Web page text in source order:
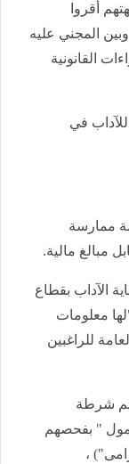
أقروا
المجني عليه
القانونية
في
ممارسة
مبالغ مالية.
الآداب بقطاع
معلومات
للراغبين
شرطة
" بفحصهم
،